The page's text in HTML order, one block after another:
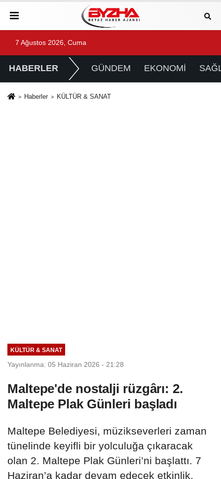
7 Ağustos 2026, Cuma
HABERLER GÜNDEM EKONOMİ
Haberler KÜLTÜR & SANAT
KÜLTÜR & SANAT
Yayınlanma: 05 Haziran 2026 - 21:28
Maltepe'de nostalji rüzgârı: 2.
Maltepe Plak Günleri başladı
Maltepe Belediyesi, müzikseverleri zaman
tünelinde keyifli bir yolculuğa çıkaracak
olan 2. Maltepe Plak Günleri’ni başlattı. 7
Haziran’a kadar devam edecek etkinlik,